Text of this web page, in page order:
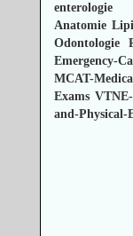
enterologie
Anatomie
Odontologie
Emergency-
MCAT-
Exams
and-Physical-